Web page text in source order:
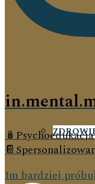
🪆Psychoedukacja
Im bardziej